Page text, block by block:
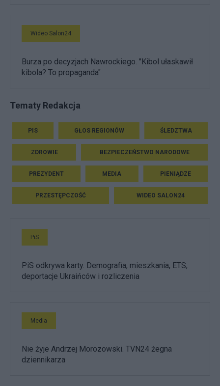
Wideo Salon24
Burza po decyzjach Nawrockiego. "Kibol ułaskawił
kibola? To propaganda"
Tematy Redakcja
PIS GŁOS REGIONÓW ŚLEDZTWA
ZDROWIE BEZPIECZEŃSTWO NARODOWE
PREZYDENT MEDIA PIENIĄDZE
PRZESTĘPCZOŚĆ WIDEO SALON24
PiS
PiS odkrywa karty. Demografia, mieszkania, ETS,
deportacje Ukraińców i rozliczenia
Media
Nie żyje Andrzej Morozowski. TVN24 żegna
dziennikarza